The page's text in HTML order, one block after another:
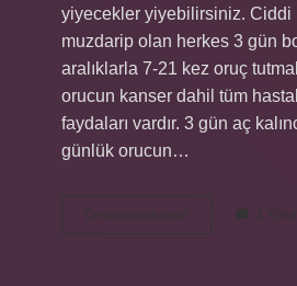
yiyecekler yiyebilirsiniz. Ciddi
muzdarip olan herkes 3 gün
aralıklarla 7-21 kez oruç
orucun kanser dahil tüm
faydaları vardır. 3 gün aç
günlük orucun…
Devamını okuyun
Süre
2